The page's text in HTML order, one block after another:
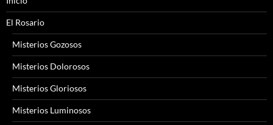
El Rosario
Misterios Gozosos
Misterios Dolorosos
Misterios Gloriosos
Misterios Luminosos